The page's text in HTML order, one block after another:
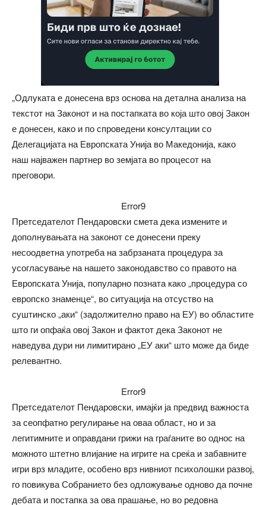
„Одлуката е донесена врз основа на детална анализа на
текстот на Законот и на постапката во која што овој Закон
е донесен, како и по спроведени консултации со
Делегацијата на Европската Унија во Македонија, како
наш најважен партнер во земјата во процесот на
преговори.
Error9
Претседателот Пендаровски смета дека измените и
дополнувањата на законот се донесени преку
несоодветна употреба на забрзаната процедура за
усогласување на нашето законодавство со правото на
Европската Унија, популарно позната како „процедура со
европско знаменце“, во ситуација на отсуство на
суштинско „аки“ (задолжително право на ЕУ) во областите
што ги опфаќа овој Закон и фактот дека Законот не
наведува дури ни лимитирано „ЕУ аки“ што може да биде
релевантно.
Error9
Претседателот Пендаровски, имајќи ја предвид важноста
за сеопфатно регулирање на оваа област, но и за
легитимните и оправдани грижи на граѓаните во однос на
можното штетно влијание на игрите на среќа и забавните
игри врз младите, особено врз нивниот психолошки развој,
го повикува Собранието без одложување одново да почне
дебата и постапка за ова прашање, но во редовна